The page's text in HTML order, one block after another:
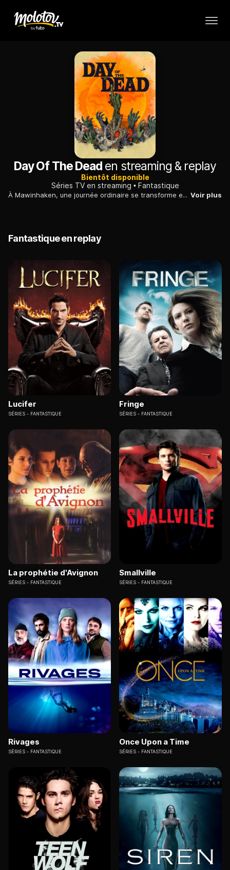
Day Of The Dead en streaming & replay
Bientôt disponible
Séries TV en streaming
Fantastique
À Mawinhaken, une journée ordinaire se transforme en cauchemar lorsque les morts commencent à se réveiller. Six individus, qui ne se connaissent pas, doivent alors échapper à l’invasion d’une horde de zombies affamés... Voir plus
Fantastique en replay
Lucifer
SÉRIES FANTASTIQUE
Fringe
SÉRIES FANTASTIQUE
La prophétie d'Avignon
SÉRIES FANTASTIQUE
Smallville
SÉRIES FANTASTIQUE
Rivages
SÉRIES FANTASTIQUE
Once Upon a Time
SÉRIES FANTASTIQUE